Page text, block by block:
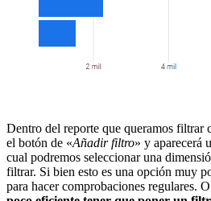
Dentro del reporte que queramos filtrar
el botón de «Añadir filtro» y aparecerá
cual podremos seleccionar una
filtrar. Si bien esto es una opción muy
para hacer comprobaciones regulares.